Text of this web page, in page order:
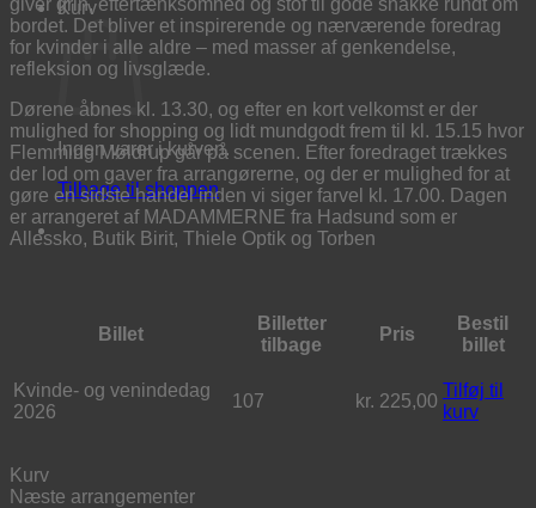
Kurv
Ingen varer i kurven.
Tilbage til shoppen
bordet. Det bliver et inspirerende og nærværende foredrag
for kvinder i alle aldre – med masser af genkendelse,
refleksion og livsglæde.
Dørene åbnes kl. 13.30, og efter en kort velkomst er der
mulighed for shopping og lidt mundgodt frem til kl. 15.15 hvor
Flemming Møldrup går på scenen. Efter foredraget trækkes
der lod om gaver fra arrangørerne, og der er mulighed for at
gøre en sidste handel inden vi siger farvel kl. 17.00. Dagen
er arrangeret af MADAMMERNE fra Hadsund som er
Allessko, Butik Birit, Thiele Optik og Torben
Billet
Billetter
tilbage
Pris
Bestil
billet
Kvinde- og venindedag
2026
107 kr. 225,00
Tilføj til
kurv
Kurv
Næste arrangementer